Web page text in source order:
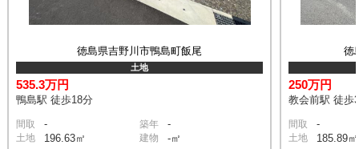
徳島県吉野川市鴨島町飯尾
土地
535.3万円
鴨島駅 徒歩18分
間取 - 築年 -
土地 196.63㎡ 建物 -㎡
徳
250万円
教会前駅 徒歩
間取 -
土地 185.89㎡